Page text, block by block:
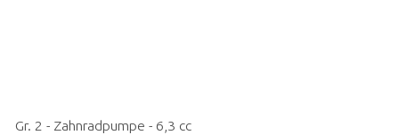
Gr. 2 - Zahnradpumpe - 6,3 cc